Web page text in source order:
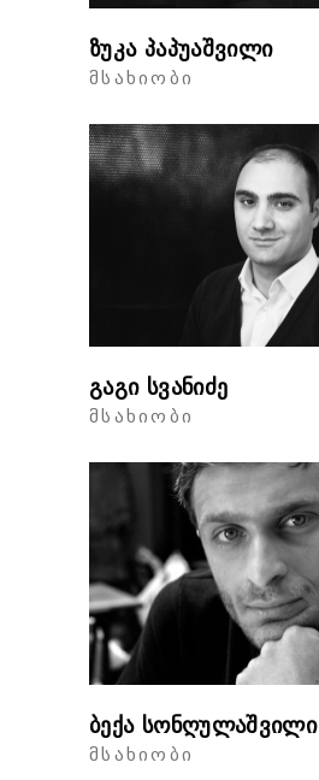
ზუკა პაპუაშვილი
ᲛᲡᲐᲮᲘᲝᲑᲘ
გაგი სვანიძე
ᲛᲡᲐᲮᲘᲝᲑᲘ
ბექა სონღულაშვილი
ᲛᲡᲐᲮᲘᲝᲑᲘ